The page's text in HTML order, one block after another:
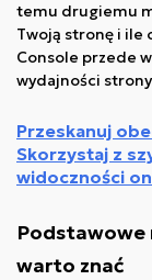
temu drugiemu
Twoją stronę i ile
Console przede
wydajności
Przeskanuj
Skorzystaj z
widoczności
warto znać